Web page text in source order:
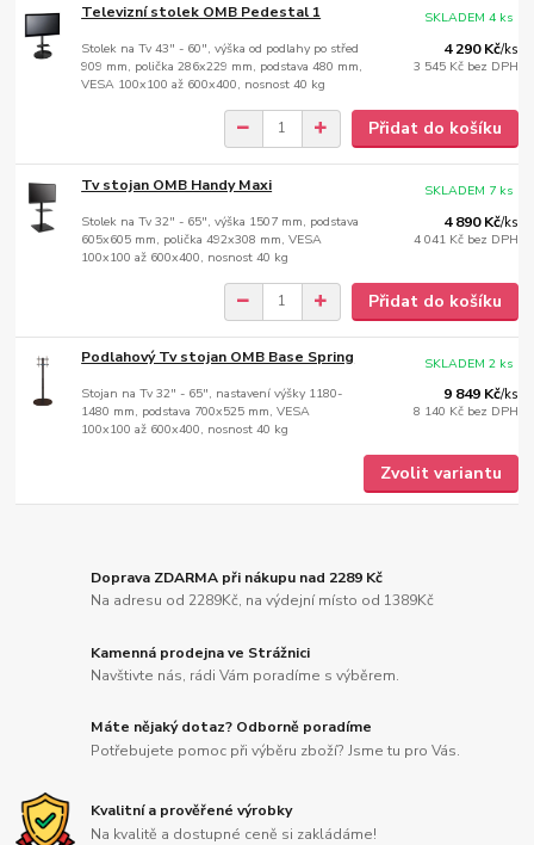
Televizní stolek OMB Pedestal 1
Stolek na Tv 43" - 60", výška od podlahy po střed
909 mm, polička 286x229 mm, podstava 480 mm,
VESA 100x100 až 600x400, nosnost 40 kg
4 290 Kč/ks
3 545 Kč bez DPH
SKLADEM 4 ks
Přidat do košíku
Tv stojan OMB Handy Maxi
Stolek na Tv 32" - 65", výška 1507 mm, podstava
605x605 mm, polička 492x308 mm, VESA
100x100 až 600x400, nosnost 40 kg
4 890 Kč/ks
4 041 Kč bez DPH
SKLADEM 7 ks
Přidat do košíku
Podlahový Tv stojan OMB Base Spring
Stojan na Tv 32" - 65", nastavení výšky 1180-
1480 mm, podstava 700x525 mm, VESA
100x100 až 600x400, nosnost 40 kg
9 849 Kč/ks
8 140 Kč bez DPH
SKLADEM 2 ks
Zvolit variantu
Doprava ZDARMA při nákupu nad 2289 Kč
Na adresu od 2289Kč, na výdejní místo od 1389Kč
Kamenná prodejna ve Strážnici
Navštivte nás, rádi Vám poradíme s výběrem.
Máte nějaký dotaz? Odborně poradíme
Potřebujete pomoc při výběru zboží? Jsme tu pro Vás.
Kvalitní a prověřené výrobky
Na kvalitě a dostupné ceně si zakládáme!